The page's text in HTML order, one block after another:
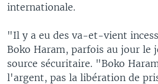
internationale.
"Il y a eu des va-et-vient
Boko Haram, parfois au jour le
source sécuritaire. "Boko
l'argent, pas la libération de